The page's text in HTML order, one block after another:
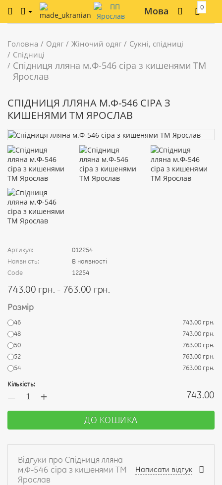
Мова 0
Головна Одяг Жіночий одяг
Сукні, спідниці
Спідниці
Спідниця лляна м.Ф-546 сіра з кишенями ТМ
Ярослав
СПІДНИЦЯ ЛЛЯНА М.Ф-546 СІРА З
КИШЕНЯМИ ТМ ЯРОСЛАВ
Артикул:
012254
Наявність:
В наявності
Code
12254
743.00 грн. - 763.00 грн.
Розмір
46
743.00 грн.
48
743.00 грн.
50
763.00 грн.
52
763.00 грн.
54
763.00 грн.
Кількість:
— + 743.00
ДО КОШИКА
Відгуки про Спідниця лляна
м.Ф-546 сіра з кишенями ТМ
Ярослав
Написати відгук